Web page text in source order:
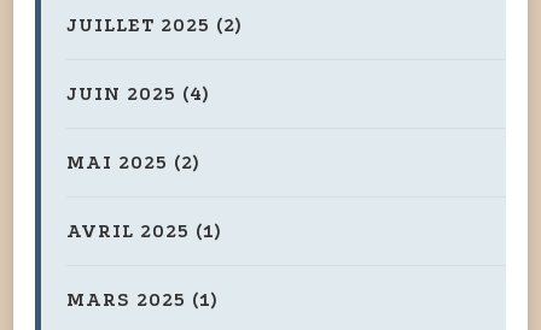
JUILLET 2025 (2)
JUIN 2025 (4)
MAI 2025 (2)
AVRIL 2025 (1)
MARS 2025 (1)